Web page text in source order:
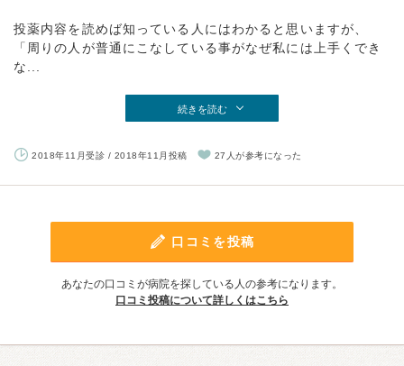
投薬内容を読めば知っている人にはわかると思いますが、
「周りの人が普通にこなしている事がなぜ私には上手くでき
な...
続きを読む
2018年11月受診 / 2018年11月投稿 27人が参考になった
口コミを投稿
あなたの口コミが病院を探している人の参考になります。
口コミ投稿について詳しくはこちら